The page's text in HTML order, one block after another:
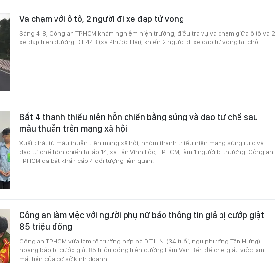
Va chạm với ô tô, 2 người đi xe đạp tử vong
Sáng 4-8, Công an TPHCM khám nghiệm hiện trường, điều tra vụ va chạm giữa ô tô và 2
xe đạp trên đường ĐT 44B (xã Phước Hải), khiến 2 người đi xe đạp tử vong tại chỗ.
Bắt 4 thanh thiếu niên hỗn chiến bằng súng và dao tự chế sau
mâu thuẫn trên mạng xã hội
Xuất phát từ mâu thuẫn trên mạng xã hội, nhóm thanh thiếu niên mang súng rulo và
dao tự chế hỗn chiến tại ấp 14, xã Tân Vĩnh Lộc, TPHCM, làm 1 người bị thương. Công an
TPHCM đã bắt khẩn cấp 4 đối tượng liên quan.
Công an làm việc với người phụ nữ báo thông tin giả bị cướp giật
85 triệu đồng
Công an TPHCM vừa làm rõ trường hợp bà D.T.L.N. (34 tuổi, ngụ phường Tân Hưng)
hoang báo bị cướp giật 85 triệu đồng trên đường Lâm Văn Bền để che giấu việc làm
mất tiền của cơ sở kinh doanh.